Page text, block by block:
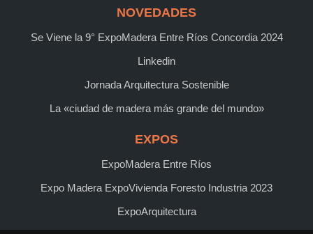
NOVEDADES
Se Viene la 9° ExpoMadera Entre Ríos Concordia 2024
Linkedin
Jornada Arquitectura Sostenible
La «ciudad de madera más grande del mundo»
EXPOS
ExpoMadera Entre Ríos
Expo Madera ExpoVivienda Foresto Industria 2023
ExpoArquitectura